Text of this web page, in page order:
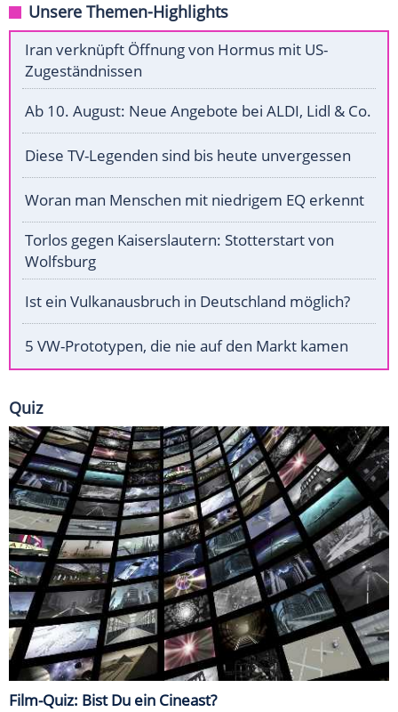
Unsere Themen-Highlights
Iran verknüpft Öffnung von Hormus mit US-
Zugeständnissen
Ab 10. August: Neue Angebote bei ALDI, Lidl & Co.
Diese TV-Legenden sind bis heute unvergessen
Woran man Menschen mit niedrigem EQ erkennt
Torlos gegen Kaiserslautern: Stotterstart von
Wolfsburg
Ist ein Vulkanausbruch in Deutschland möglich?
5 VW-Prototypen, die nie auf den Markt kamen
Quiz
Film-Quiz: Bist Du ein Cineast?